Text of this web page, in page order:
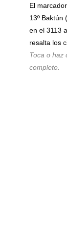
El
13º Baktún
en el 3113
resalta los
Toca o haz
completo.